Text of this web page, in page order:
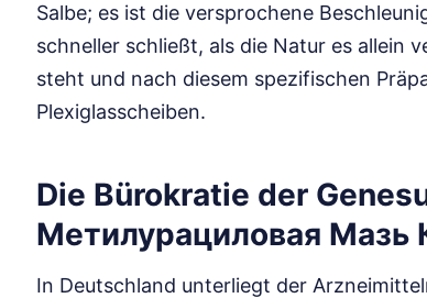
Salbe; es ist die versprochene
schneller schließt, als die Natur es allein
steht und nach diesem spezifischen
Plexiglasscheiben.
Die Bürokratie der
Метилурациловая Мазь
In Deutschland unterliegt der